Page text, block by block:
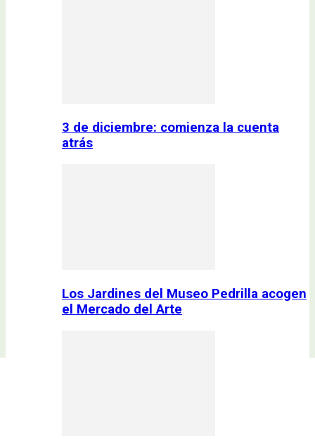
3 de diciembre: comienza la cuenta
atrás
Los Jardines del Museo Pedrilla acogen
el Mercado del Arte